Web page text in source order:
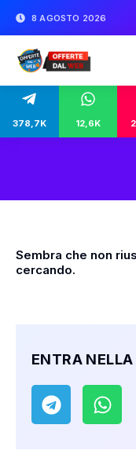
8 AGOSTO 2026
378,7K 12,6K
Sembra che non
cercando.
ENTRA